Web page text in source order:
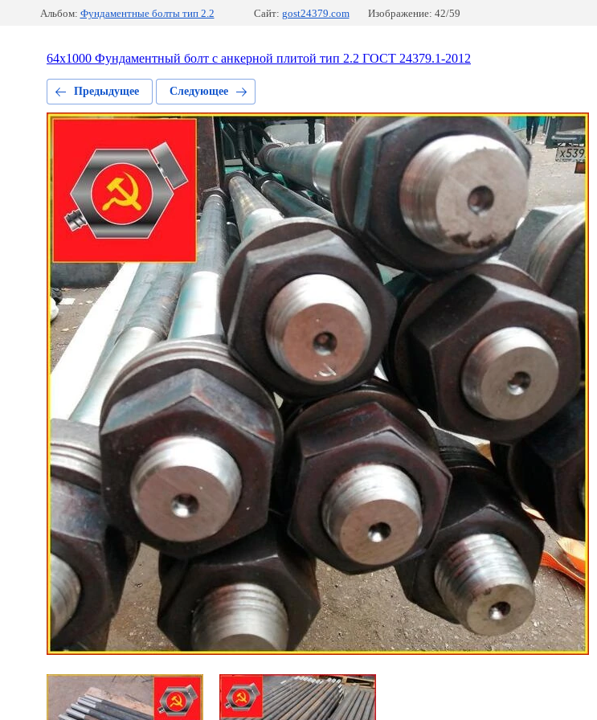
Альбом: Фундаментные болты тип 2.2 Сайт: gost24379.com Изображение: 42/59
64х1000 Фундаментный болт с анкерной плитой тип 2.2 ГОСТ 24379.1-2012
Предыдущее Следующее